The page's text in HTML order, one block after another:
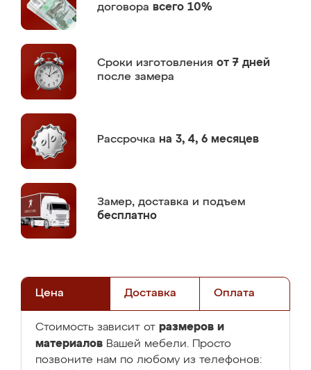
договора всего 10%
Сроки изготовления от 7 дней
после замера
Рассрочка на 3, 4, 6 месяцев
Замер, доставка и подъем
бесплатно
Цена Доставка Оплата
Стоимость зависит от размеров и
материалов Вашей мебели. Просто
позвоните нам по любому из телефонов: